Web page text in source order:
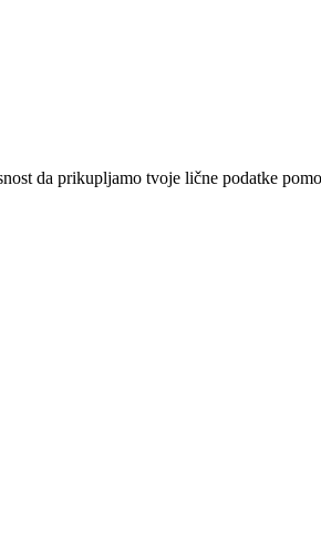
da prikupljamo tvoje lične podatke